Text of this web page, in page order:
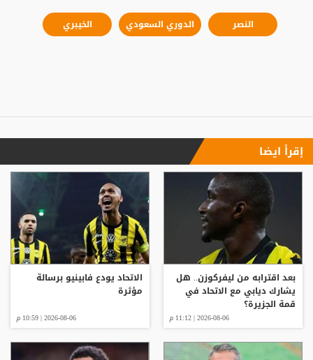
النصر الدوري السعودي الخيبري
إقرأ ايضا
بعد اقترابه من ليفركوزن.. هل
يشارك ديابي مع الاتحاد في
قمة الجزيرة؟
2026-08-06 | 11:12 م
الاتحاد يودع فابينيو برسالة
مؤثرة
2026-08-06 | 10:59 م